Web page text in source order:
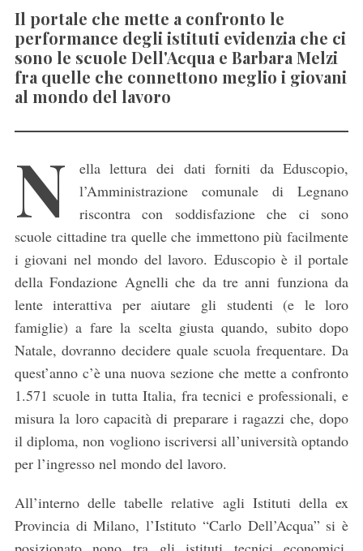
Il portale che mette a confronto le
performance degli istituti evidenzia che ci
sono le scuole Dell'Acqua e Barbara Melzi
fra quelle che connettono meglio i giovani
al mondo del lavoro
N
ella lettura dei dati forniti da Eduscopio,
l’Amministrazione comunale di Legnano
riscontra con soddisfazione che ci sono
scuole cittadine tra quelle che immettono più facilmente
i giovani nel mondo del lavoro. Eduscopio è il portale
della Fondazione Agnelli che da tre anni funziona da
lente interattiva per aiutare gli studenti (e le loro
famiglie) a fare la scelta giusta quando, subito dopo
Natale, dovranno decidere quale scuola frequentare. Da
quest’anno c’è una nuova sezione che mette a confronto
1.571 scuole in tutta Italia, fra tecnici e professionali, e
misura la loro capacità di preparare i ragazzi che, dopo
il diploma, non vogliono iscriversi all’università optando
per l’ingresso nel mondo del lavoro.
All’interno delle tabelle relative agli Istituti della ex
Provincia di Milano, l’Istituto “Carlo Dell’Acqua” si è